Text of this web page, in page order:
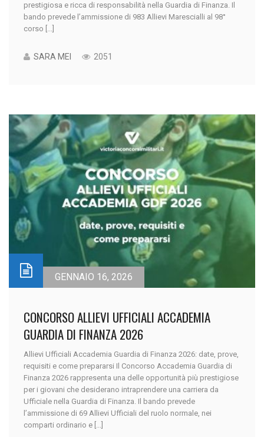
prestigiosa e ricca di responsabilità nella Guardia di Finanza. Il
bando prevede l’ammissione di 983 Allievi Marescialli al 98°
corso [...]
SARA MEI 2051
GENNAIO 16, 2026
CONCORSO ALLIEVI UFFICIALI ACCADEMIA
GUARDIA DI FINANZA 2026
Allievi Ufficiali Accademia Guardia di Finanza 2026: date, prove,
requisiti e come prepararsi Il Concorso Accademia Guardia di
Finanza 2026 rappresenta una delle opportunità più prestigiose
per i giovani che desiderano intraprendere una carriera da
Ufficiale nella Guardia di Finanza. Il bando prevede
l’ammissione di 69 Allievi Ufficiali del ruolo normale, nei
comparti ordinario e [...]